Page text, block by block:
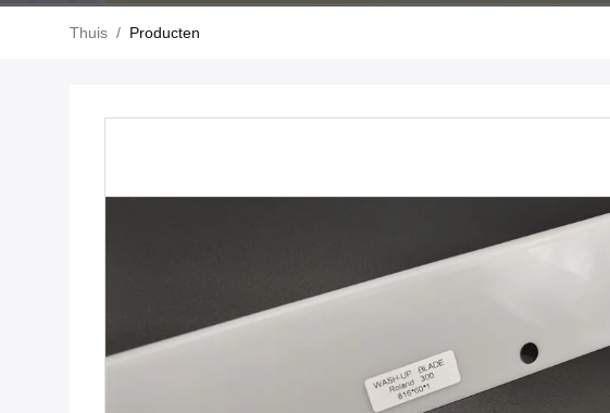
Thuis / Producten